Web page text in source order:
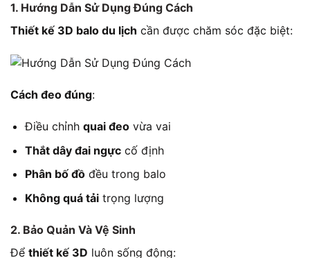
1. Hướng Dẫn Sử Dụng Đúng Cách
Thiết kế 3D balo du lịch cần được chăm sóc đặc biệt:
Cách đeo đúng:
Điều chỉnh quai đeovừa vai
Thắt dây đai ngựccố định
Phân bố đồđều trong balo
Không quá tảitrọng lượng
2. Bảo Quản Và Vệ Sinh
Để thiết kế 3D luôn sống động: